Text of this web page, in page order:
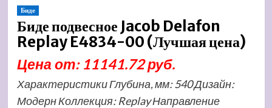
Биде
Биде подвесное Jacob Delafon
Replay E4834-00 (Лучшая цена)
Цена от: 11141.72 руб.
Характеристики Глубина, мм: 540 Дизайн:
Модерн Коллекция: Replay Направление